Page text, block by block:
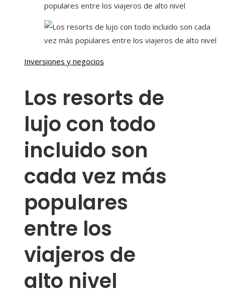
populares entre los viajeros de alto nivel
Inversiones y negocios
Los resorts de
lujo con todo
incluido son
cada vez más
populares
entre los
viajeros de
alto nivel